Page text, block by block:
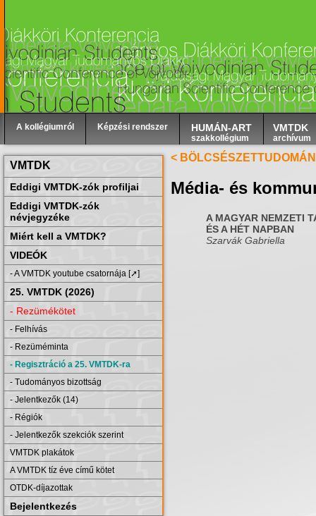
A kollégiumról Képzési rendszer HUMÁN-ART
szakkollégium
VMTDK
archívum
VMTDK
Eddigi VMTDK-zók profiljai
Eddigi VMTDK-zók
névjegyzéke
Miért kell a VMTDK?
VIDEÓK
- A VMTDK youtube csatornája [➚]
25. VMTDK (2026)
- Rezümékötet
- Felhívás
- Rezüméminta
- Regisztráció a 25. VMTDK-ra
- Tudományos bizottság
- Jelentkezők (14)
- Régiók
- Jelentkezők szekciók szerint
VMTDK plakátok
A VMTDK tíz éve című kötet
OTDK-díjazottak
Bejelentkezés
<
Média- és
A MAGYAR NEMZETI
ÉS A HÉT NAPBAN
Szarvák Gabriella